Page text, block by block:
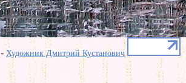
-Художник Дмитрий Кустанович